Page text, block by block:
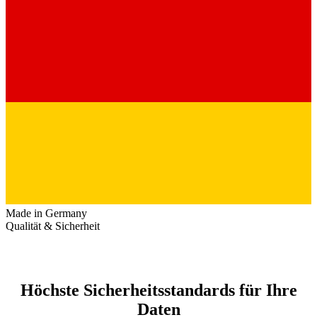
Made in Germany
Qualität & Sicherheit
Höchste Sicherheitsstandards für Ihre
Daten